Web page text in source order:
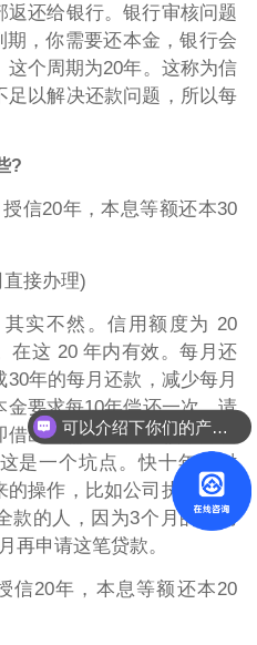
返还给银行。银行审核问题
，你需要还本金，银行会
个周期为20年。这称为信
足以解决还款问题，所以每
?
信20年，本息等额还本30
接办理)
实不然。信用额度为 20
在这 20 年内有效。每月还
年的每月还款，减少每月
要求每10年偿还一次。请
出。需要重新审核，并在
是一个坑点。快十年的时
操作，比如公司执照手续
款的人，因为3个月的信用
再申请这笔贷款。
信20年，本息等额还本20
可以介绍下你们的产品么？